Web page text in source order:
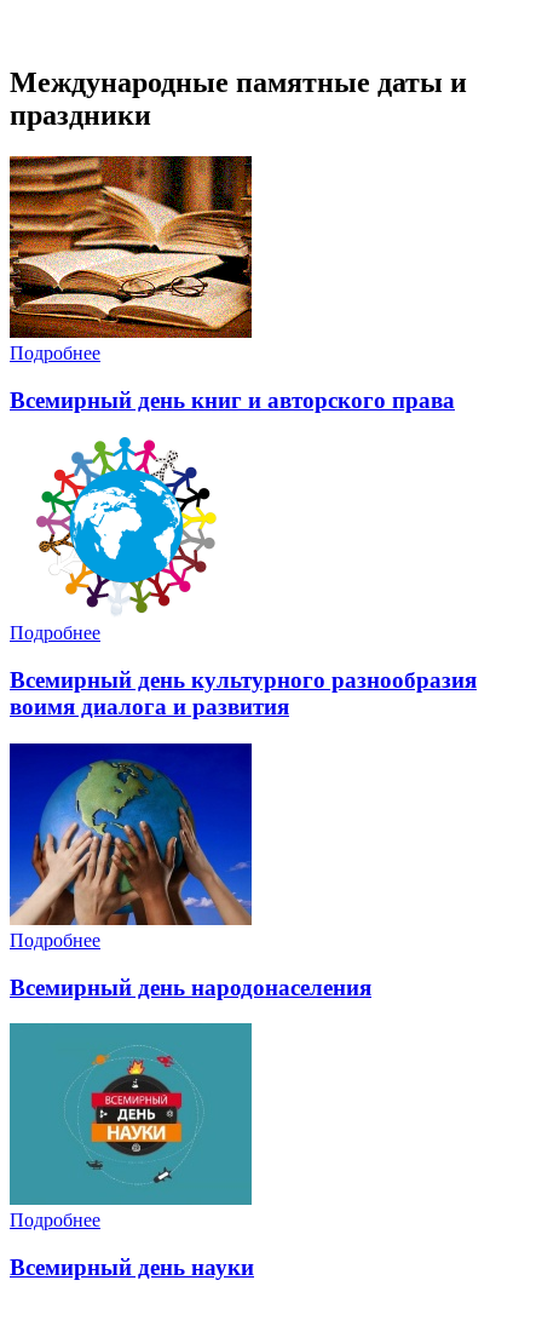
Международные памятные даты и
праздники
Подробнее
Всемирный день книг и авторского права
Подробнее
Всемирный день культурного разнообразия
воимя диалога и развития
Подробнее
Всемирный день народонаселения
Подробнее
Всемирный день науки